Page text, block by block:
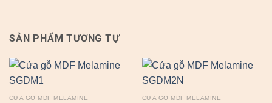
SẢN PHẨM TƯƠNG TỰ
CỬA GỖ MDF MELAMINE CỬA GỖ MDF MELAMINE